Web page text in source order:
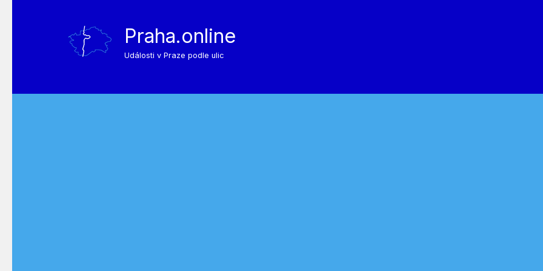
Praha.online
Události v Praze podle ulic